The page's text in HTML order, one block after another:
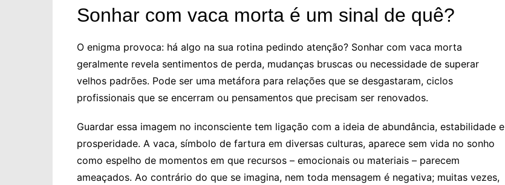
Sonhar com vaca morta é um sinal de quê?
O enigma provoca: há algo na sua rotina pedindo atenção? Sonhar com vaca morta
geralmente revela sentimentos de perda, mudanças bruscas ou necessidade de superar
velhos padrões. Pode ser uma metáfora para relações que se desgastaram, ciclos
profissionais que se encerram ou pensamentos que precisam ser renovados.
Guardar essa imagem no inconsciente tem ligação com a ideia de abundância, estabilidade e
prosperidade. A vaca, símbolo de fartura em diversas culturas, aparece sem vida no sonho
como espelho de momentos em que recursos – emocionais ou materiais – parecem
ameaçados. Ao contrário do que se imagina, nem toda mensagem é negativa; muitas vezes,